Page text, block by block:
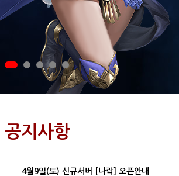
공지사항
4월9일(토) 신규서버 [나락] 오픈안내